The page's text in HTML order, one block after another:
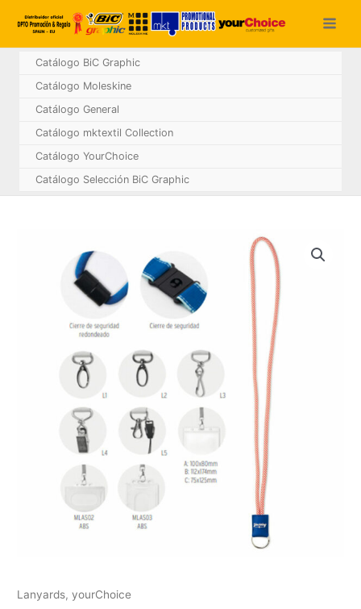
Catálogo BiC Graphic
Catálogo Moleskine
Catálogo General
Catálogo mktextil Collection
Catálogo YourChoice
Catálogo Selección BiC Graphic
Lanyards,yourChoice